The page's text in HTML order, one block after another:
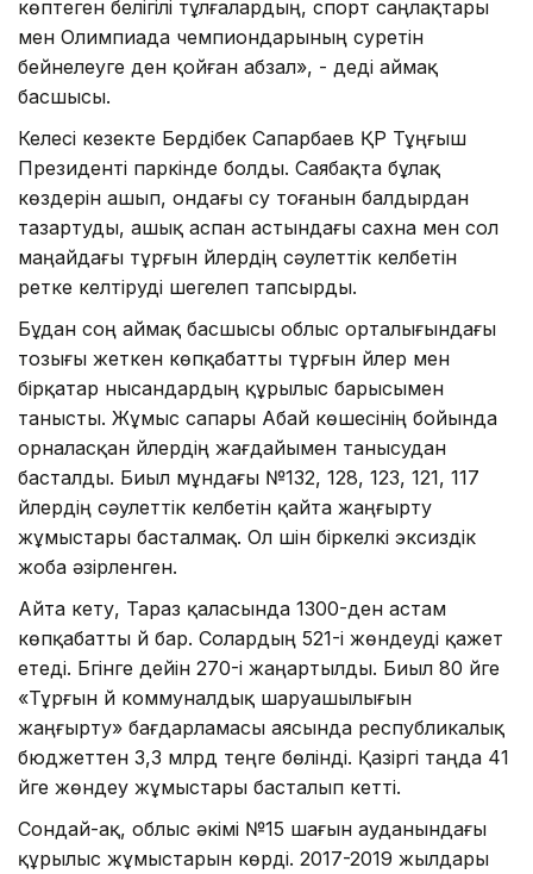
көптеген белігілі тұлғалардың, спорт саңлақтары
мен Олимпиада чемпиондарының суретін
бейнелеуге ден қойған абзал», - деді аймақ
басшысы.
Келесі кезекте Бердібек Сапарбаев ҚР Тұңғыш
Президенті паркінде болды. Саябақта бұлақ
көздерін ашып, ондағы су тоғанын балдырдан
тазартуды, ашық аспан астындағы сахна мен сол
маңайдағы тұрғын үйлердің сәулеттік келбетін
ретке келтіруді шегелеп тапсырды.
Бұдан соң аймақ басшысы облыс орталығындағы
тозығы жеткен көпқабатты тұрғын үйлер мен
бірқатар нысандардың құрылыс барысымен
танысты. Жұмыс сапары Абай көшесінің бойында
орналасқан үйлердің жағдайымен танысудан
басталды. Биыл мұндағы №132, 128, 123, 121, 117
үйлердің сəулеттік келбетін қайта жаңғырту
жұмыстары басталмақ. Ол үшін біркелкі эксиздік
жоба әзірленген.
Айта кету, Тараз қаласында 1300-ден астам
көпқабатты үй бар. Солардың 521-і жөндеуді қажет
етеді. Бүгінге дейін 270-і жаңартылды. Биыл 80 үйге
«Тұрғын үй коммуналдық шаруашылығын
жаңғырту» бағдарламасы аясында республикалық
бюджеттен 3,3 млрд теңге бөлінді. Қазіргі таңда 41
үйге жөндеу жұмыстары басталып кетті.
Сондай-ақ, облыс әкімі №15 шағын ауданындағы
құрылыс жұмыстарын көрді. 2017-2019 жылдары